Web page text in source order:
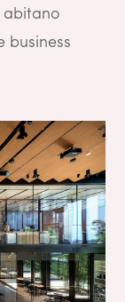
business